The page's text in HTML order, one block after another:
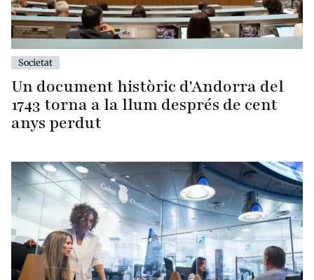
Societat
Un document històric d'Andorra del
1743 torna a la llum després de cent
anys perdut